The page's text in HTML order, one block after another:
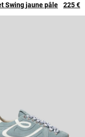
Swing jaune pâle 225 €